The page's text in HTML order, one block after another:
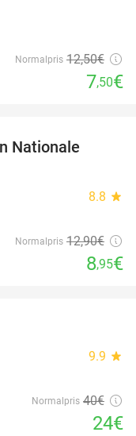
Normalpris 12,50€
7,50€
Nationale
8.8 star
Normalpris 12,90€
8,95€
9.9 star
Normalpris 40€
24€